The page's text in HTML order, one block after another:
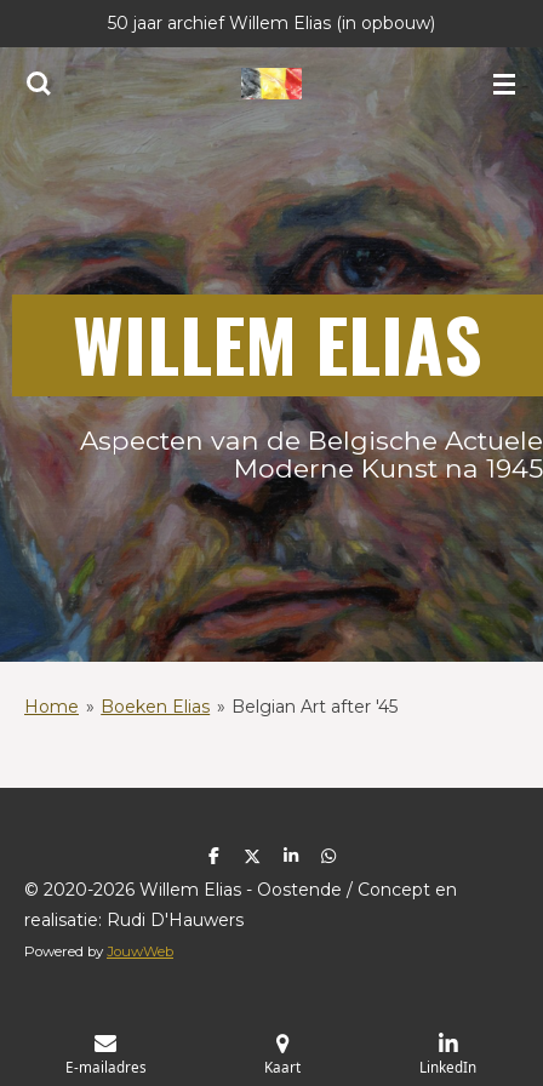
direct
naar
de
hoofdinhoud
50 jaar archief Willem Elias (in opbouw)
WILLEM ELIAS
Aspecten van de Belgische Actuele
Moderne Kunst na 1945
Home » Boeken Elias » Belgian Art after '45
D
e
l
e
n
D
e
S
a
D
e
l
© 2020-2026 Willem Elias - Oostende / Concept en
realisatie: Rudi D'Hauwers
Powered by JouwWeb
E-mailadres Kaart LinkedIn